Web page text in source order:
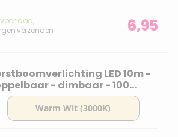
verzonden
6,95
LED 10m -
- dimbaar - 100